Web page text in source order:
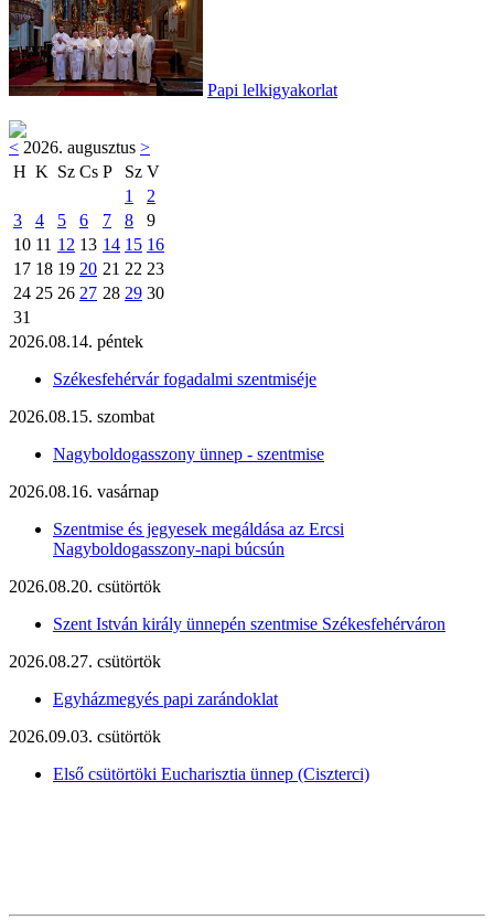
Papi lelkigyakorlat
< 2026. augusztus >
H K Sz Cs P Sz V
1
2
3
4 5 6 7 8
9
10 11 12 13 14 15 16
17 18 19 20 21 22 23
24 25 26 27 28 29 30
31
2026.08.14. péntek
Székesfehérvár fogadalmi szentmiséje
2026.08.15. szombat
Nagyboldogasszony ünnep - szentmise
2026.08.16. vasárnap
Szentmise és jegyesek megáldása az Ercsi
Nagyboldogasszony-napi búcsún
2026.08.20. csütörtök
Szent István király ünnepén szentmise Székesfehérváron
2026.08.27. csütörtök
Egyházmegyés papi zarándoklat
2026.09.03. csütörtök
Első csütörtöki Eucharisztia ünnep (Ciszterci)